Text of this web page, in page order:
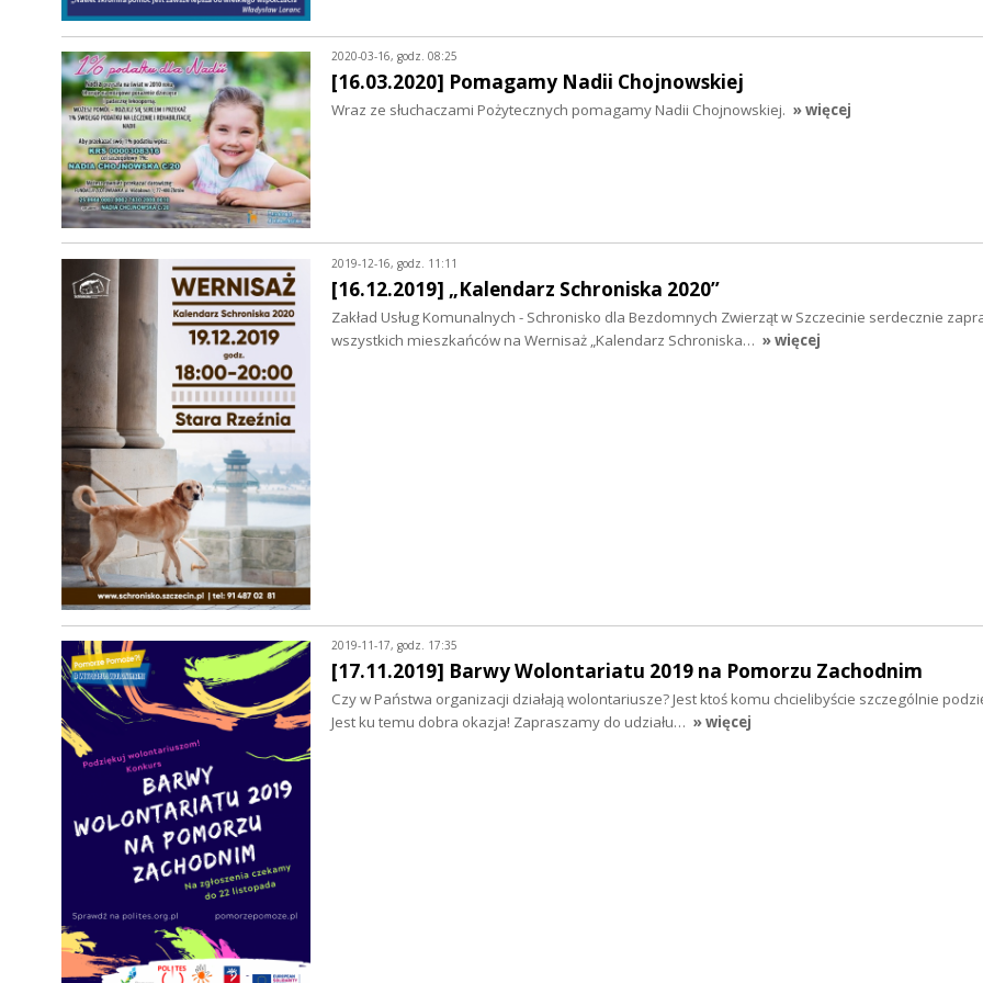
2020-03-16, godz. 08:25
[16.03.2020] Pomagamy Nadii Chojnowskiej
Wraz ze słuchaczami Pożytecznych pomagamy Nadii Chojnowskiej. » więcej
2019-12-16, godz. 11:11
[16.12.2019] „Kalendarz Schroniska 2020”
Zakład Usług Komunalnych - Schronisko dla Bezdomnych Zwierząt w Szczecinie serdecznie
wszystkich mieszkańców na Wernisaż „Kalendarz Schroniska… » więcej
2019-11-17, godz. 17:35
[17.11.2019] Barwy Wolontariatu 2019 na Pomorzu Zachodnim
Czy w Państwa organizacji działają wolontariusze? Jest ktoś komu chcielibyście szczególnie
Jest ku temu dobra okazja! Zapraszamy do udziału… » więcej